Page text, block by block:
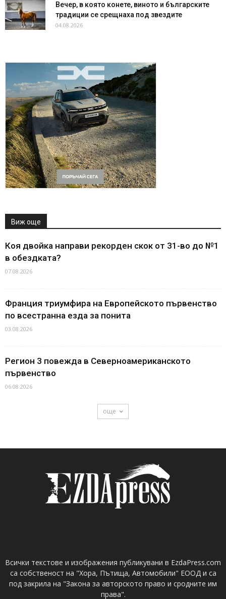
Вечер, в която конете, виното и българските
традиции се срещнаха под звездите
04.08.2026
Виж още
Коя двойка направи рекорден скок от 31-во до №1
в обездката?
07.08.2026
Франция триумфира на Европейското първенство
по всестранна езда за понита
03.08.2026
Регион 3 повежда в Северноамериканското
първенство
06.08.2026
още
Всички текстове и изображения публикувани в EzdaPress.com
са собственост на "Хора, Пътища, Автомобили" ЕООД и са
под закрила на "Закона за авторското право и сродните им
права".